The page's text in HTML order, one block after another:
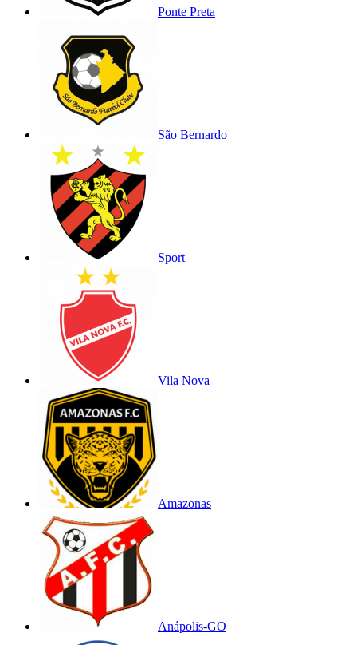
Ponte Preta
São Bernardo
Sport
Vila Nova
Amazonas
Anápolis-GO